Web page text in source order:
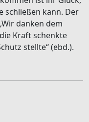
schließen kann. Der
danken dem
Kraft schenkte
stellte“ (ebd.).